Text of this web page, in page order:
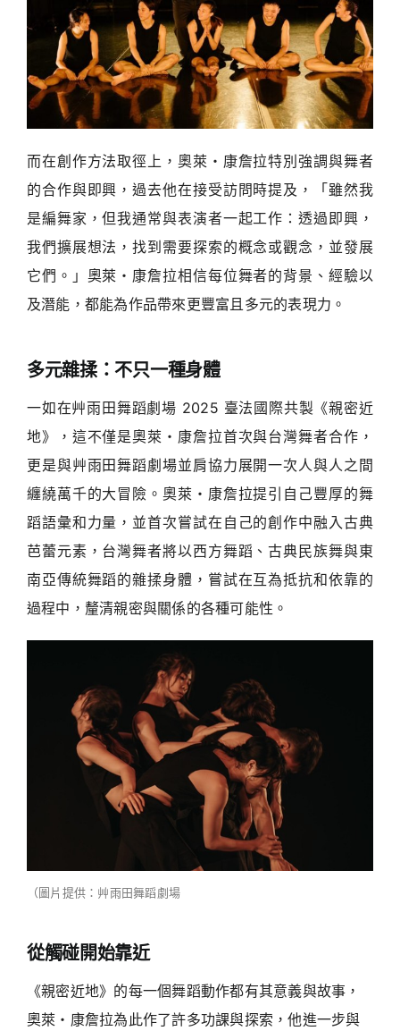
而在創作方法取徑上，奧萊・康詹拉特別強調與舞者
的合作與即興，過去他在接受訪問時提及，「雖然我
是編舞家，但我通常與表演者一起工作：透過即興，
我們擴展想法，找到需要探索的概念或觀念，並發展
它們。」奧萊・康詹拉相信每位舞者的背景、經驗以
及潛能，都能為作品帶來更豐富且多元的表現力。
多元雜揉：不只一種身體
一如在艸雨田舞蹈劇場 2025 臺法國際共製《親密近
地》，這不僅是奧萊・康詹拉首次與台灣舞者合作，
更是與艸雨田舞蹈劇場並肩協力展開一次人與人之間
纏繞萬千的大冒險。奧萊・康詹拉提引自己豐厚的舞
蹈語彙和力量，並首次嘗試在自己的創作中融入古典
芭蕾元素，台灣舞者將以西方舞蹈、古典民族舞與東
南亞傳統舞蹈的雜揉身體，嘗試在互為抵抗和依靠的
過程中，釐清親密與關係的各種可能性。
（圖片提供：艸雨田舞蹈劇場
從觸碰開始靠近
《親密近地》的每一個舞蹈動作都有其意義與故事，
奧萊・康詹拉為此作了許多功課與探索，他進一步與